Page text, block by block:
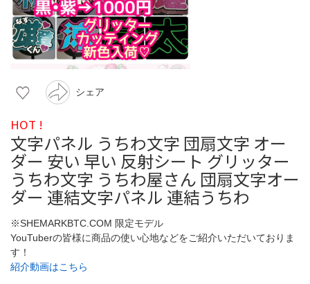
シェア
HOT !
文字パネル うちわ文字 団扇文字 オー
ダー 安い 早い 反射シート グリッター
うちわ文字 うちわ屋さん 団扇文字オー
ダー 連結文字パネル 連結うちわ
※SHEMARKBTC.COM 限定モデル
YouTuberの皆様に商品の使い心地などをご紹介いただいておりま
す！
紹介動画はこちら